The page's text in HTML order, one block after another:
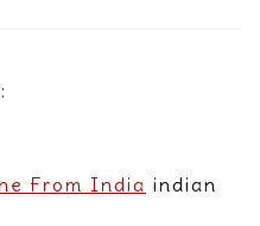
From India indian